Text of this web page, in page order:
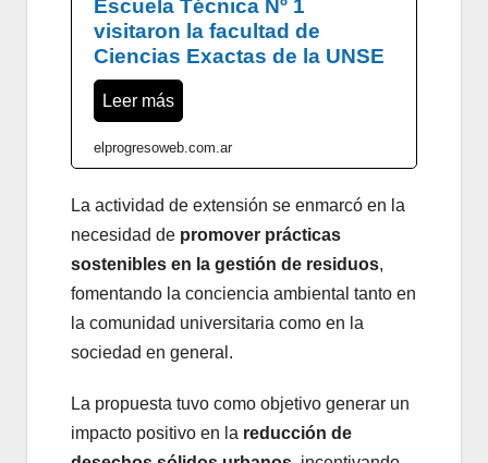
Escuela Técnica Nº 1
visitaron la facultad de
Ciencias Exactas de la UNSE
Leer más
elprogresoweb.com.ar
La actividad de extensión se enmarcó en la
necesidad de promover prácticas
sostenibles en la gestión de residuos,
fomentando la conciencia ambiental tanto en
la comunidad universitaria como en la
sociedad en general.
La propuesta tuvo como objetivo generar un
impacto positivo en la reducción de